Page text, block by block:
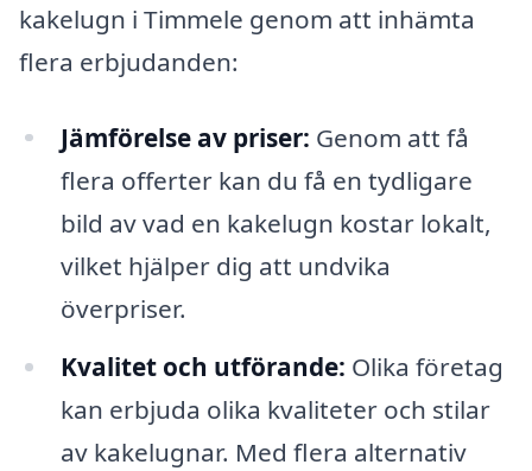
kakelugn i Timmele genom att inhämta
flera erbjudanden:
Jämförelse av priser: Genom att få
flera offerter kan du få en tydligare
bild av vad en kakelugn kostar lokalt,
vilket hjälper dig att undvika
överpriser.
Kvalitet och utförande: Olika företag
kan erbjuda olika kvaliteter och stilar
av kakelugnar. Med flera alternativ